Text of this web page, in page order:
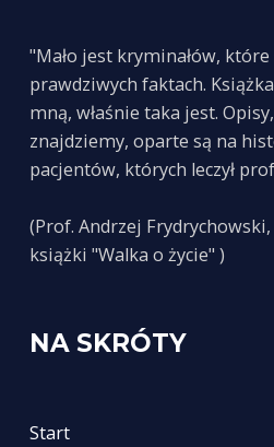
"Mało jest kryminałów,
prawdziwych faktach.
mną, właśnie taka jest.
znajdziemy, oparte są na
pacjentów, których leczył
(Prof. Andrzej
książki "Walka o życie" )
NA SKRÓTY
Start